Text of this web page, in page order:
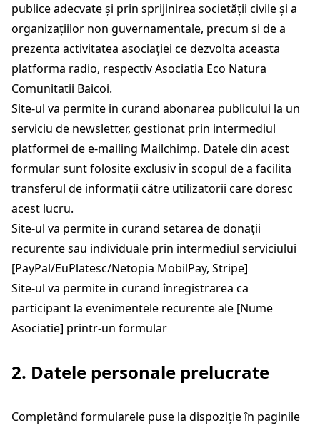
publice adecvate și prin sprijinirea societății civile și a
organizațiilor non guvernamentale, precum si de a
prezenta activitatea asociației ce dezvolta aceasta
platforma radio, respectiv Asociatia Eco Natura
Comunitatii Baicoi.
Site-ul va permite in curand abonarea publicului la un
serviciu de newsletter, gestionat prin intermediul
platformei de e-mailing Mailchimp. Datele din acest
formular sunt folosite exclusiv în scopul de a facilita
transferul de informații către utilizatorii care doresc
acest lucru.
Site-ul va permite in curand setarea de donații
recurente sau individuale prin intermediul serviciului
[PayPal/EuPlatesc/Netopia MobilPay, Stripe]
Site-ul va permite in curand înregistrarea ca
participant la evenimentele recurente ale [Nume
Asociatie] printr-un formular
2. Datele personale prelucrate
Completând formularele puse la dispoziție în paginile